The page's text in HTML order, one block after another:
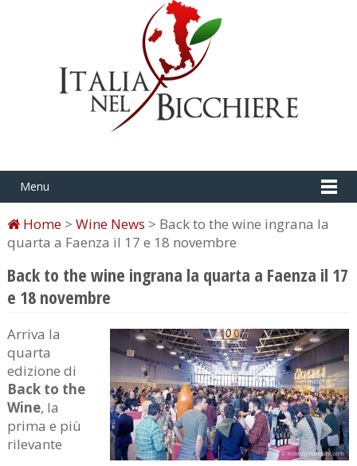
Menu
Home> Wine News > Back to the wine ingrana la
quarta a Faenza il 17 e 18 novembre
Back to the wine ingrana la quarta a Faenza il 17
e 18 novembre
Arriva la
quarta
edizione di
Back to the
Wine, la
prima e più
rilevante